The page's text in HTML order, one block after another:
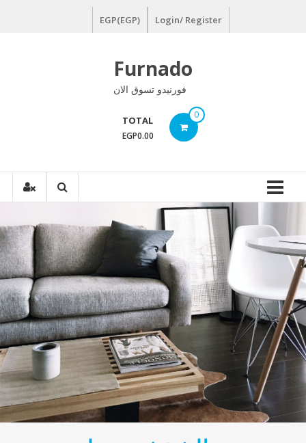
Login/ Register
EGP(EGP)
Furnado
فورنيدو تسوق الان
0
TOTAL
EGP0.00